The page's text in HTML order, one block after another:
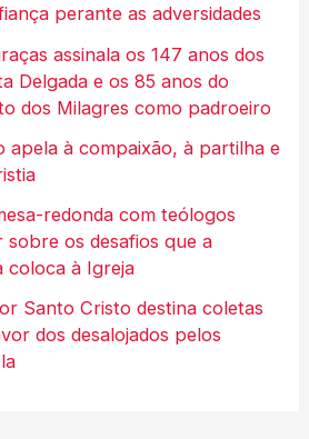
perante as adversidades
assinala os 147 anos dos
Delgada e os 85 anos do
dos Milagres como padroeiro
apela à compaixão, à partilha e
redonda com teólogos
sobre os desafios que a
coloca à Igreja
Santo Cristo destina coletas
dos desalojados pelos